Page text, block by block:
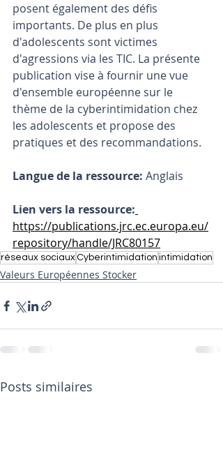
posent également des défis
importants. De plus en plus
d'adolescents sont victimes
d'agressions via les TIC. La présente
publication vise à fournir une vue
d'ensemble européenne sur le
thème de la cyberintimidation chez
les adolescents et propose des
pratiques et des recommandations.
Langue de la ressource: Anglais
Lien vers la ressource:
https://publications.jrc.ec.europa.eu/
repository/handle/JRC80157
réseaux sociaux Cyberintimidation intimidation
Valeurs Européennes Stocker
Posts similaires